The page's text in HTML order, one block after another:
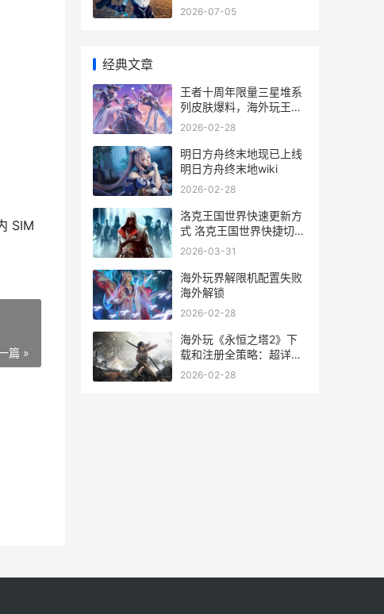
SIM
篇 »
游戏
2026-07-05
经典文章
王者十周年限量三星堆系
列皮肤爆料，海外玩王者
卡顿延迟黑屏闪退如何化
2026-02-28
明日方舟终末地现已上线
明日方舟终末地wiki
2026-02-28
洛克王国世界快速更新方
式 洛克王国世界快捷切换
精灵
2026-03-31
海外玩界解限机配置失败
海外解锁
2026-02-28
海外玩《永恒之塔2》下
载和注册全策略：超详细
图片文字流程 永恒之口
2026-02-28